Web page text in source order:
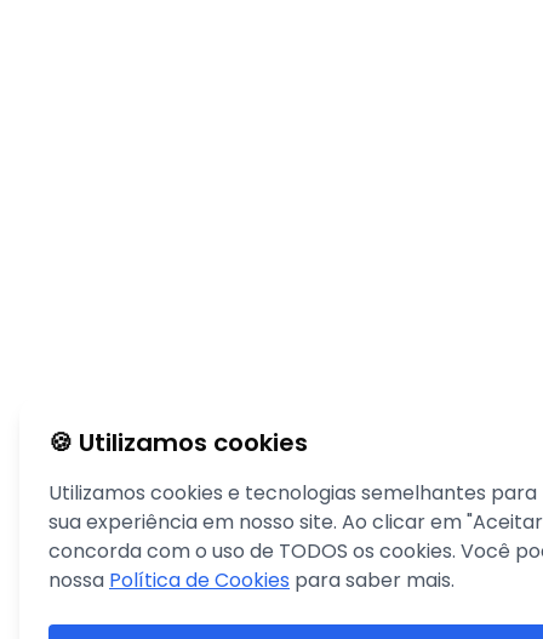
🍪 Utilizamos cookies
Utilizamos cookies e tecnologias semelhantes
sua experiência em nosso site. Ao clicar em
concorda com o uso de TODOS os cookies. Você
nossa Política de Cookies para saber mais.